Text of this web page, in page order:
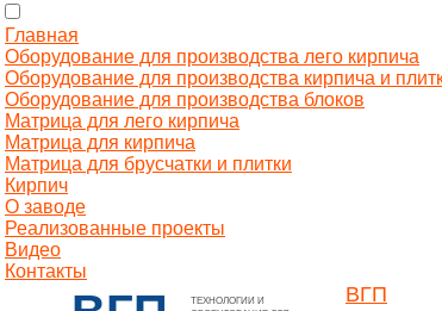
Главная
Оборудование для производства лего кирпича
Оборудование для производства кирпича и
Оборудование для производства блоков
Матрица для лего кирпича
Матрица для кирпича
Матрица для брусчатки и плитки
Кирпич
О заводе
Реализованные проекты
Видео
Контакты
ТЕХНОЛОГИИ И
ВГП